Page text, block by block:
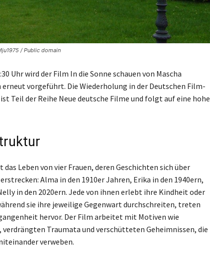
/ Public domain
Uhr wird der Film In die Sonne schauen von Mascha
vorgeführt. Die Wiederholung in der Deutschen Film-
Teil der Reihe Neue deutsche Filme und folgt auf eine hohe
das Leben von vier Frauen, deren Geschichten sich über
Alma in den 1910er Jahren, Erika in den 1940ern,
in den 2020ern. Jede von ihnen erlebt ihre Kindheit oder
sie ihre jeweilige Gegenwart durchschreiten, treten
hervor. Der Film arbeitet mit Motiven wie
verdrängten Traumata und verschütteten Geheimnissen, die
verweben.